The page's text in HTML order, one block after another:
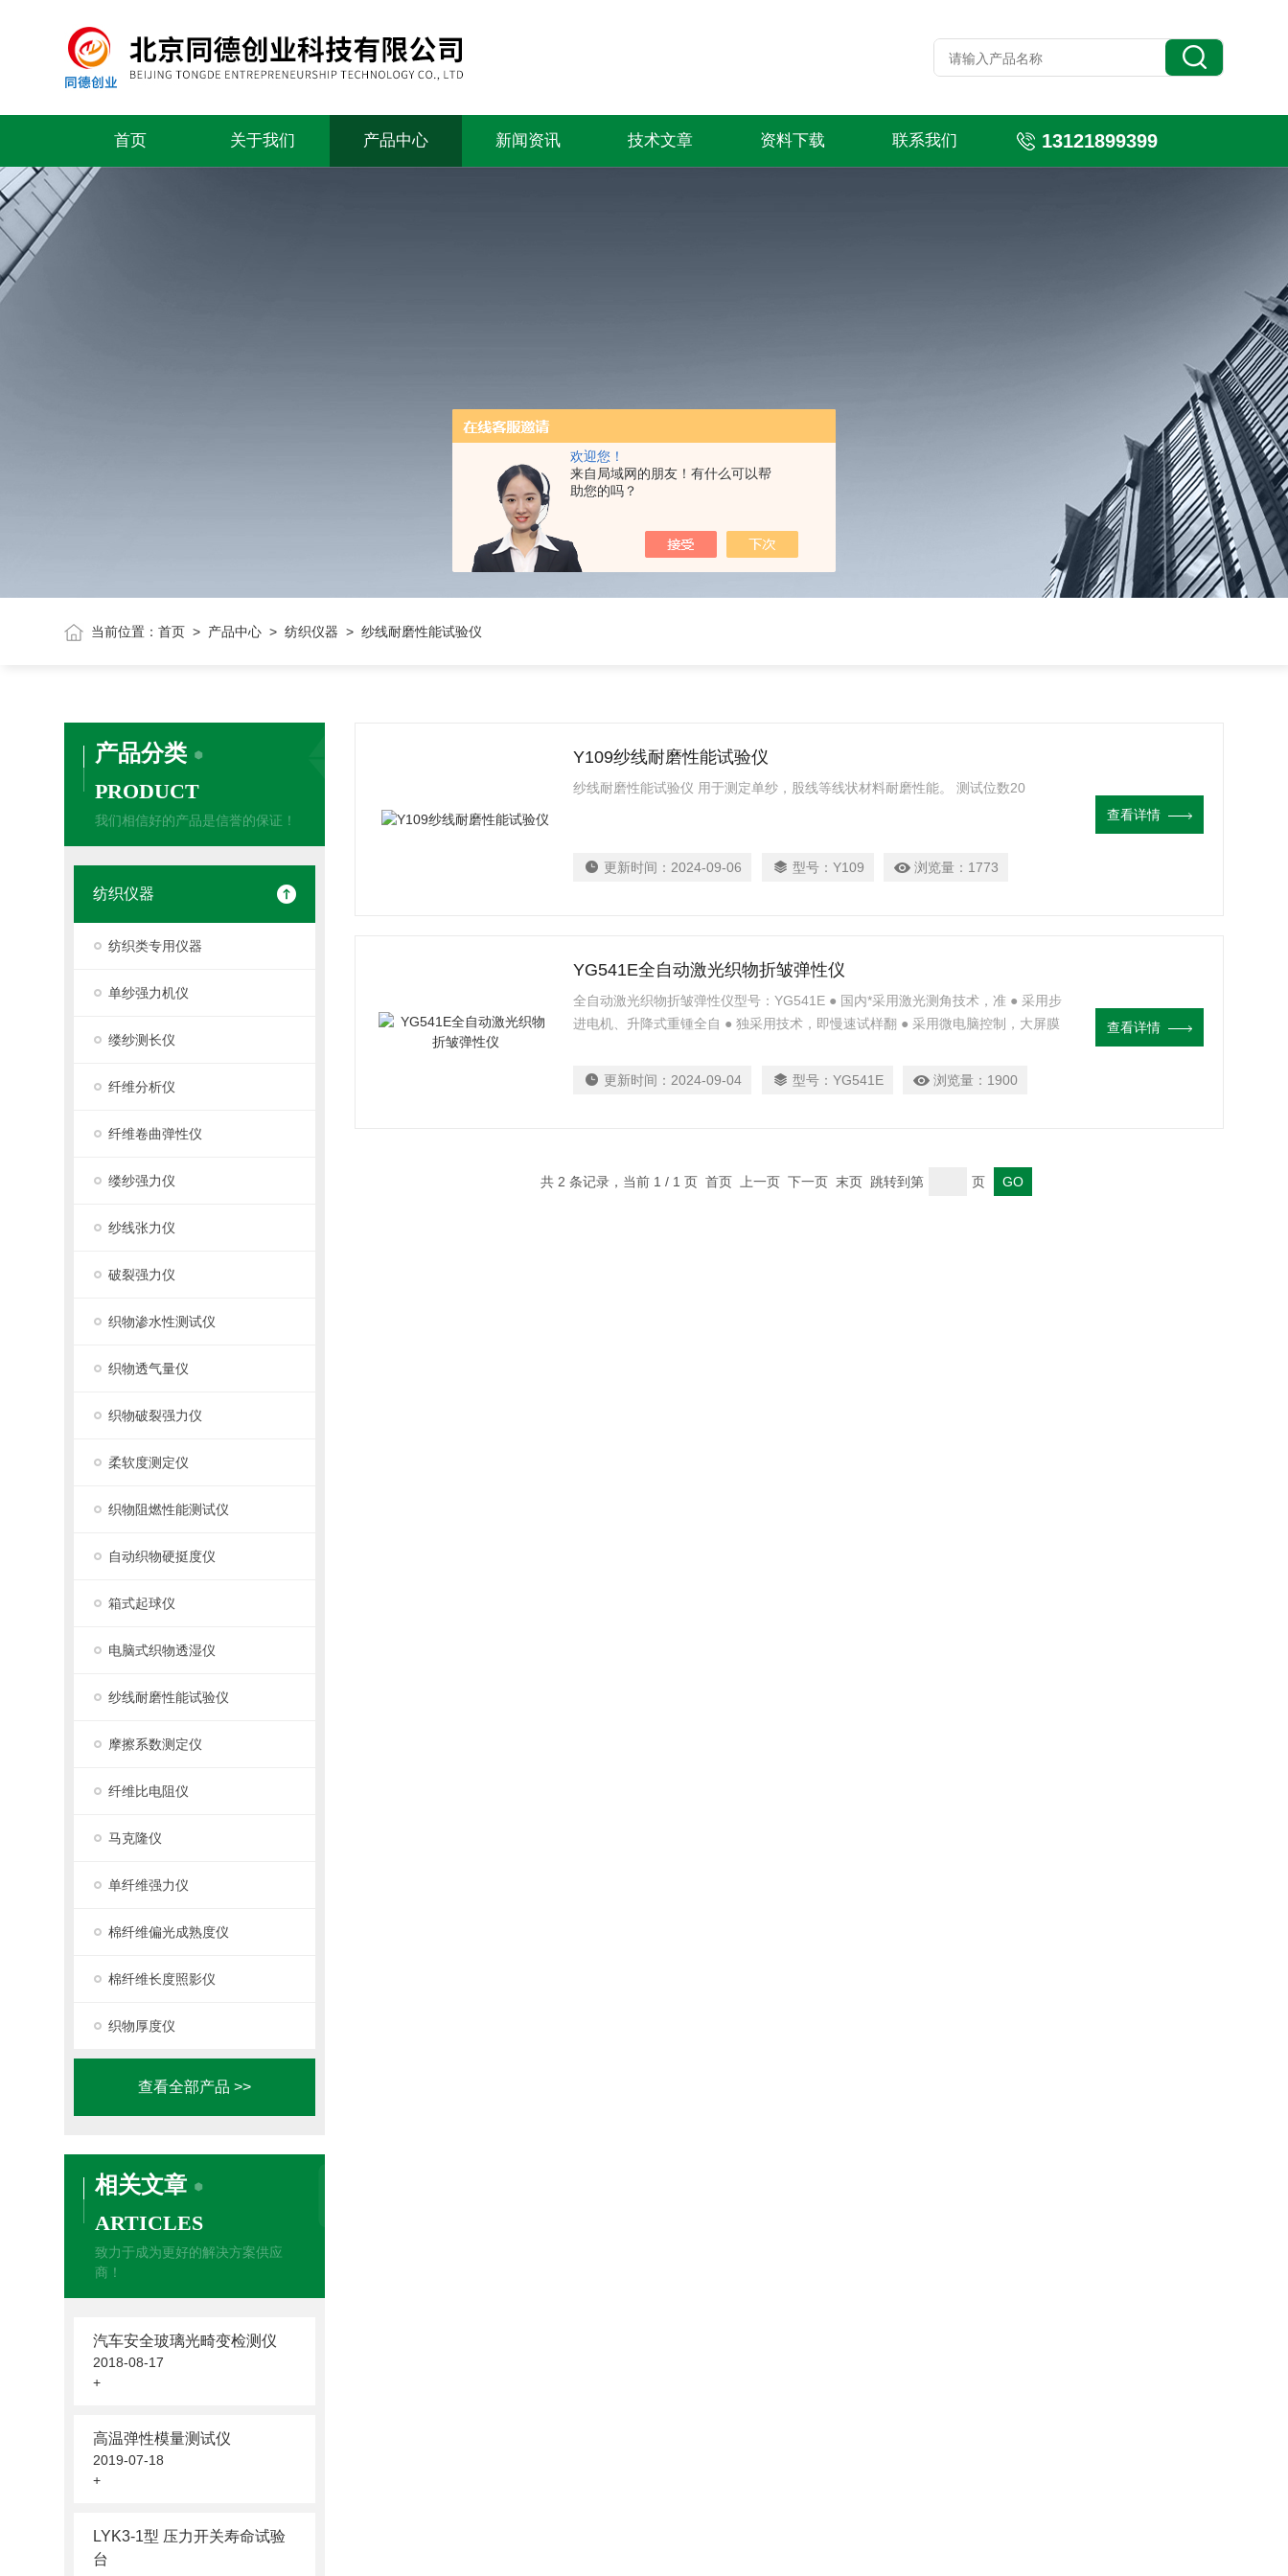
欢迎您！
来自局域网的朋友！有什么可以帮
助您的吗？
首页 关于我们 产品中心 新闻资讯 技术文章 资料下载 联系我们 13121899399
当前位置：首页 > 产品中心 >纺织仪器 > 纱线耐磨性能试验仪
产品分类
PRODUCT
我们相信好的产品是信誉的保证！
纺织仪器
纺织类专用仪器
单纱强力机仪
缕纱测长仪
纤维分析仪
纤维卷曲弹性仪
缕纱强力仪
纱线张力仪
破裂强力仪
织物渗水性测试仪
织物透气量仪
织物破裂强力仪
柔软度测定仪
织物阻燃性能测试仪
自动织物硬挺度仪
箱式起球仪
电脑式织物透湿仪
纱线耐磨性能试验仪
摩擦系数测定仪
纤维比电阻仪
马克隆仪
单纤维强力仪
棉纤维偏光成熟度仪
棉纤维长度照影仪
织物厚度仪
查看全部产品 >>
相关文章
ARTICLES
致力于成为更好的解决方案供应
商！
汽车安全玻璃光畸变检测仪
2018-08-17
+
高温弹性模量测试仪
2019-07-18
+
LYK3-1型 压力开关寿命试验
台
Y109纱线耐磨性能试验仪
纱线耐磨性能试验仪 用于测定单纱，股线等线状材料耐磨性能。 测试位数20
更新时间： 2024-09-06 型号： Y109 浏览量： 1773
查看详情
YG541E全自动激光织物折皱弹性仪
全自动激光织物折皱弹性仪型号：YG541E ● 国内*采用激光测角技术，准 ● 采用步
进电机、升降式重锺全自 ● 独采用技术，即慢速试样翻 ● 采用微电脑控制，大屏膜
更新时间： 2024-09-04 型号： YG541E 浏览量： 1900
查看详情
共 2 条记录，当前 1 / 1 页 首页 上一页 下一页 末页 跳转到第 页